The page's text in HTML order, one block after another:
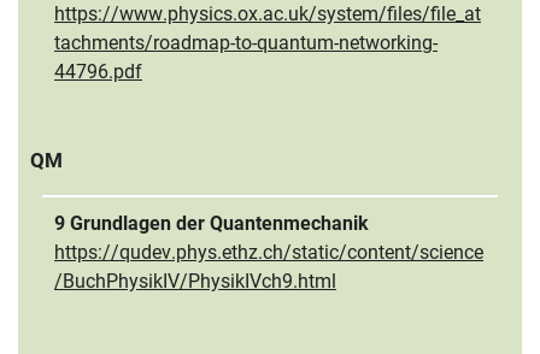
https://www.physics.ox.ac.uk/system/files/file_at
tachments/roadmap-to-quantum-networking-
44796.pdf
QM
9 Grundlagen der Quantenmechanik
https://qudev.phys.ethz.ch/static/content/science
/BuchPhysikIV/PhysikIVch9.html